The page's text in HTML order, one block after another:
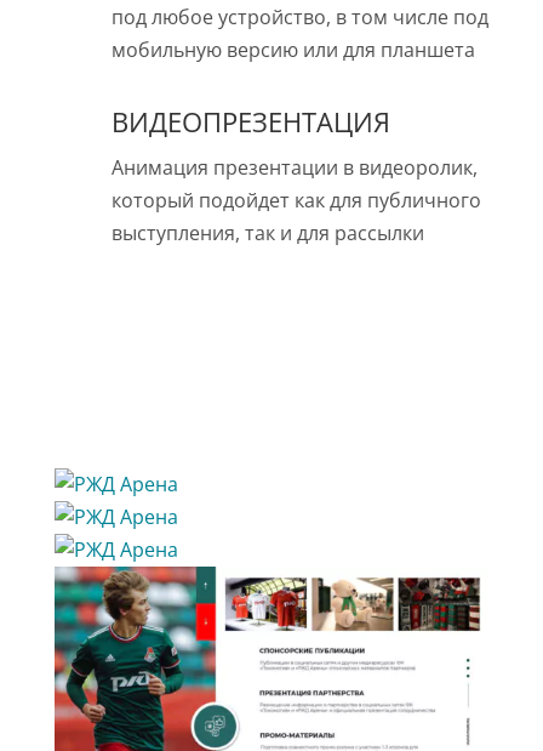
под любое устройство, в том числе под
мобильную версию или для планшета
ВИДЕОПРЕЗЕНТАЦИЯ
Анимация презентации в видеоролик,
который подойдет как для публичного
выступления, так и для рассылки